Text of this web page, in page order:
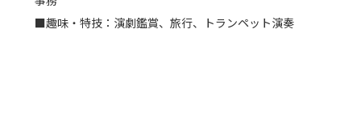
■趣味・特技：演劇鑑賞、旅行、トランペット演奏